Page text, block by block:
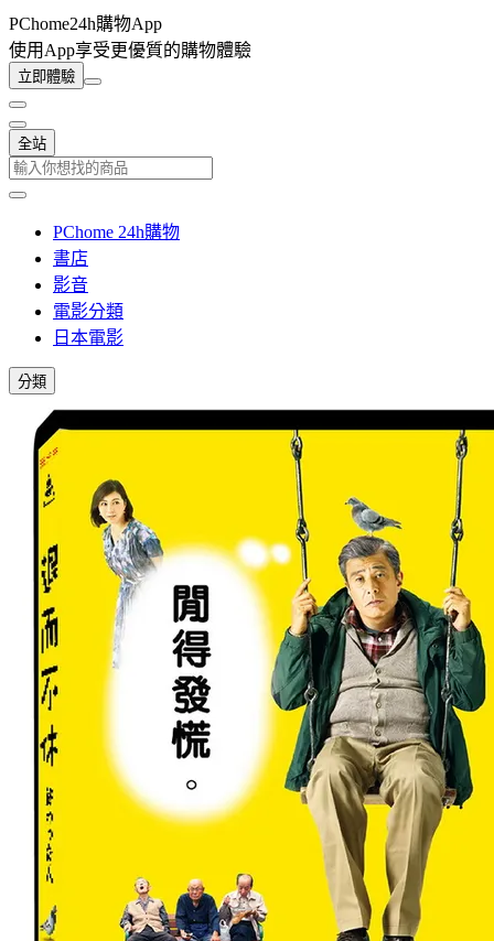
PChome24h購物App
使用App享受更優質的購物體驗
立即體驗
全站
PChome 24h購物
書店
影音
電影分類
日本電影
分類